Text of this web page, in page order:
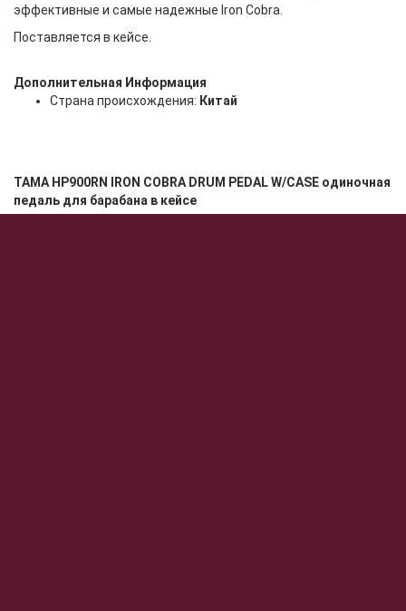
эффективные и самые надежные Iron Cobra.
Поставляется в кейсе.
Дополнительная Информация
Страна происхождения: Китай
TAMA HP900RN IRON COBRA DRUM PEDAL W/CASE одиночная
педаль для барабана в кейсе